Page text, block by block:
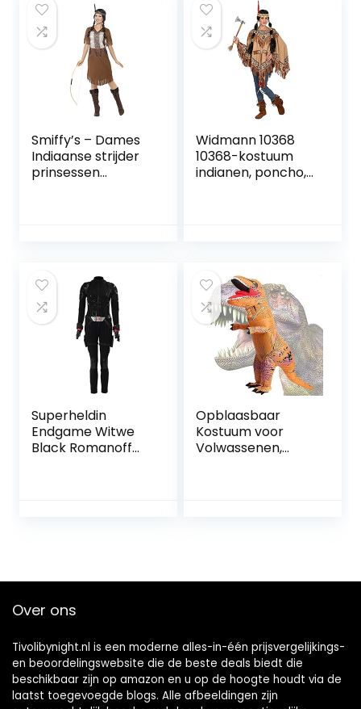
Rok voor Meisjes
Vrouwen Hawaii
Luau Zomer Strand
Party Decoraties
mannen en
vrouwen
Smiffy’s – Dames
Indiaanse strijder
prinsessen
Widmann 10368
10368-kostuum
indianen, poncho,
volwassenen
Superheldin
Endgame Witwe
Black Romanoff
Opblaasbaar
Kostuum voor
Volwassenen,
Over ons
Tivolibynight.nl is een moderne alles-in-één prijsvergelijkings-
en beoordelingswebsite die de beste deals biedt die
beschikbaar zijn op amazon en u op de hoogte houdt via de
laatst toegevoegde blogs. Alle afbeeldingen zijn